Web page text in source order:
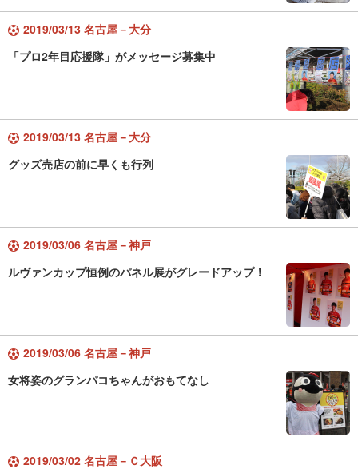
2019/03/13 名古屋－大分
「プロ2年目応援隊」がメッセージ募集中
2019/03/13 名古屋－大分
グッズ売店の前に早くも行列
2019/03/06 名古屋－神戸
ルヴァンカップ恒例のパネル展がグレードアップ！
2019/03/06 名古屋－神戸
女将姿のグランパコちゃんがおもてなし
2019/03/02 名古屋－Ｃ大阪